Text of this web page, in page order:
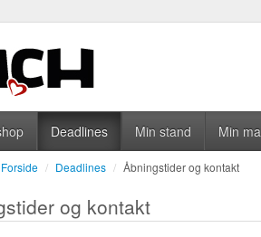
Deadlines Min stand Min
Forside / Deadlines / Åbningstider og kontakt
og kontakt